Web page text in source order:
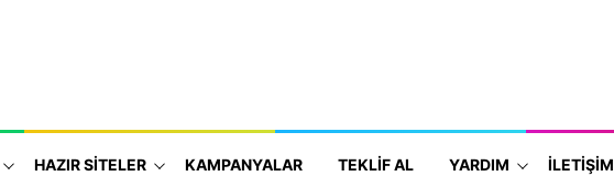
HAZIR SİTELER KAMPANYALAR TEKLİF AL YARDIM İLETİŞİM